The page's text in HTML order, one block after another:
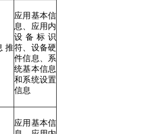
推
应用基本信
息、应用内
设备标识
符、设备硬
件信息、系
统基本信息
和系统设置
信息
应用基本信